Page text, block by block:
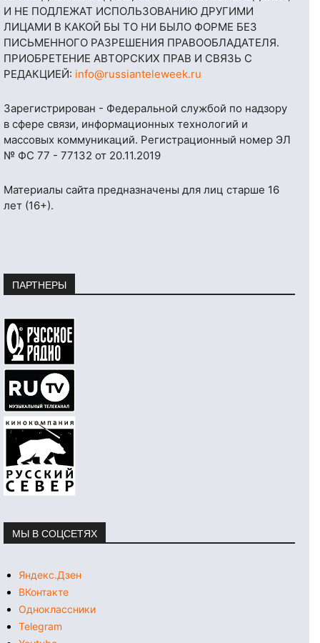
И НЕ ПОДЛЕЖАТ ИСПОЛЬЗОВАНИЮ ДРУГИМИ
ЛИЦАМИ В КАКОЙ БЫ ТО НИ БЫЛО ФОРМЕ БЕЗ
ПИСЬМЕННОГО РАЗРЕШЕНИЯ ПРАВООБЛАДАТЕЛЯ.
ПРИОБРЕТЕНИЕ АВТОРСКИХ ПРАВ И СВЯЗЬ С
РЕДАКЦИЕЙ: info@russianteleweek.ru
Зарегистрирован - Федеральной службой по надзору
в сфере связи, информационных технологий и
массовых коммуникаций. Регистрационный номер ЭЛ
№ ФС 77 - 77132 от 20.11.2019
Материалы сайта предназначены для лиц старше 16
лет (16+).
ПАРТНЕРЫ
МЫ В СОЦСЕТЯХ
Яндекс.Дзен
ВКонтакте
Одноклассники
Telegram